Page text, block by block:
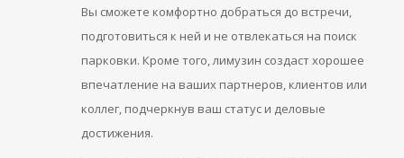
Вы сможете комфортно добраться до встречи,
подготовиться к ней и не отвлекаться на поиск
парковки. Кроме того, лимузин создаст хорошее
впечатление на ваших партнеров, клиентов или
коллег, подчеркнув ваш статус и деловые
достижения.